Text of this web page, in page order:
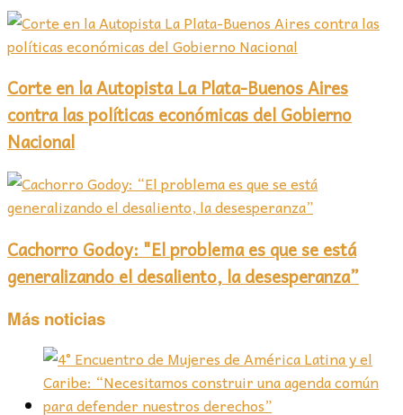
Corte en la Autopista La Plata-Buenos Aires
contra las políticas económicas del Gobierno
Nacional
Cachorro Godoy: "El problema es que se está
generalizando el desaliento, la desesperanza”
Más noticias